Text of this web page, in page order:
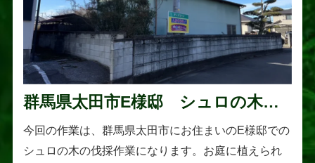
群馬県太田市E様邸 シュロの木の
伐採作業
今回の作業は、群馬県太田市にお住まいのE様邸での
シュロの木の伐採作業になります。お庭に植えられ